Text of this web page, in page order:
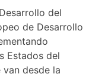
del
de Desarrollo
Estados del
van desde la